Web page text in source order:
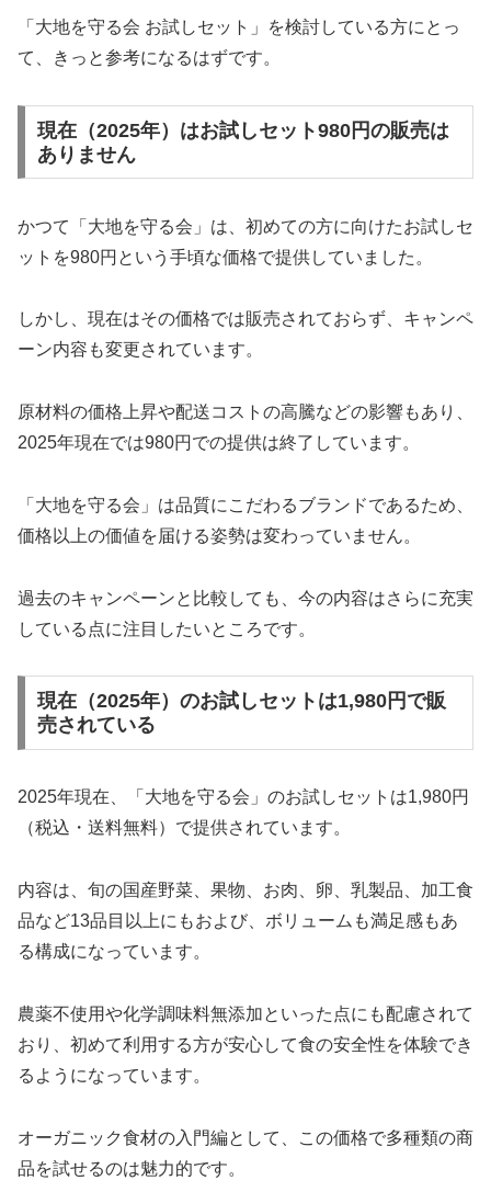
「大地を守る会 お試しセット」を検討している方にとっ
て、きっと参考になるはずです。
現在（2025年）はお試しセット980円の販売は
ありません
かつて「大地を守る会」は、初めての方に向けたお試しセ
ットを980円という手頃な価格で提供していました。
しかし、現在はその価格では販売されておらず、キャンペ
ーン内容も変更されています。
原材料の価格上昇や配送コストの高騰などの影響もあり、
2025年現在では980円での提供は終了しています。
「大地を守る会」は品質にこだわるブランドであるため、
価格以上の価値を届ける姿勢は変わっていません。
過去のキャンペーンと比較しても、今の内容はさらに充実
している点に注目したいところです。
現在（2025年）のお試しセットは1,980円で販
売されている
2025年現在、「大地を守る会」のお試しセットは1,980円
（税込・送料無料）で提供されています。
内容は、旬の国産野菜、果物、お肉、卵、乳製品、加工食
品など13品目以上にもおよび、ボリュームも満足感もあ
る構成になっています。
農薬不使用や化学調味料無添加といった点にも配慮されて
おり、初めて利用する方が安心して食の安全性を体験でき
るようになっています。
オーガニック食材の入門編として、この価格で多種類の商
品を試せるのは魅力的です。